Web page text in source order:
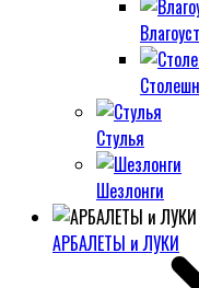
Стулья
Шезлонги
АРБАЛЕТЫ и ЛУКИ